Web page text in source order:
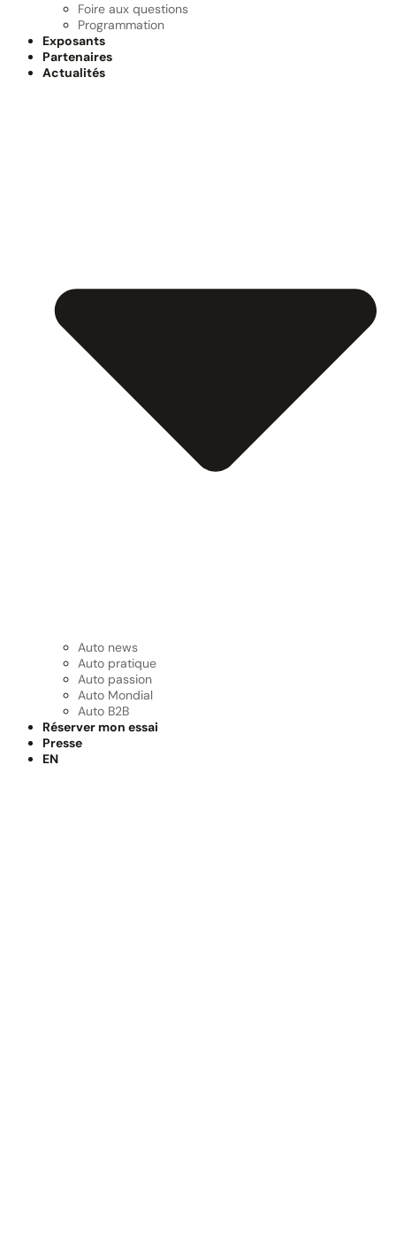
Foire aux questions
Programmation
Exposants
Partenaires
Actualités
Auto news
Auto pratique
Auto passion
Auto Mondial
Auto B2B
Réserver mon essai
Presse
EN